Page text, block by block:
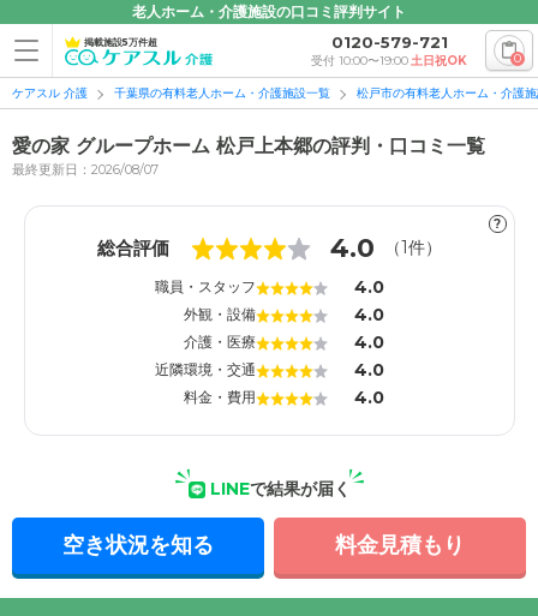
老人ホーム・介護施設の口コミ評判サイト
掲載施設5万件超 0120-579-721
受付 10:00〜19:00土日祝OK 0
ケアスル 介護 千葉県の有料老人ホーム・介護施設一覧 松戸市の有料老人ホーム・介護
愛の家 グループホーム 松戸上本郷の評判・口コミ一覧
最終更新日：2026/08/07
?
総合評価 4.0 （1件）
職員・スタッフ 4.0
外観・設備 4.0
介護・医療 4.0
近隣環境・交通 4.0
料金・費用 4.0
LINEで結果が届く
空き状況を知る 料金見積もり